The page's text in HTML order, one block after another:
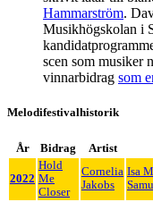
Hammarström.
Musikhögskolan i
scen som musiker
vinnarbidrag som
Melodifestivalhistorik
År Bidrag Artist
2022
Hold
Me
Closer
Cornelia
Jakobs
Isa